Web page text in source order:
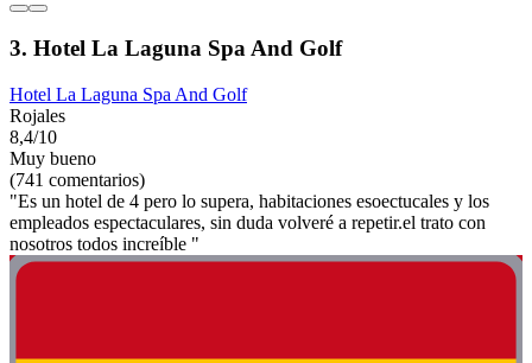
3. Hotel La Laguna Spa And Golf
Hotel La Laguna Spa And Golf
Rojales
8,4/10
Muy bueno
(741 comentarios)
"Es un hotel de 4 pero lo supera, habitaciones esoectucales y los
empleados espectaculares, sin duda volveré a repetir.el trato con
nosotros todos increíble "